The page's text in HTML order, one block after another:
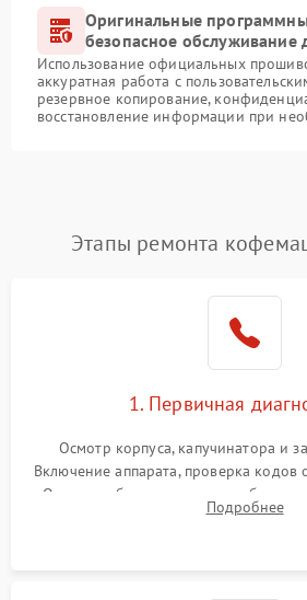
Оригинальные
безопасное обслуживание
Использование официальных
аккуратная работа с
резервное копирование,
восстановление информации при
Этапы ремонта
1. Первичная
Осмотр корпуса, капучинатора и
Включение аппарата, проверка
Оценка работы помпы, термоблока и
Измерение температуры и давления
Подробнее